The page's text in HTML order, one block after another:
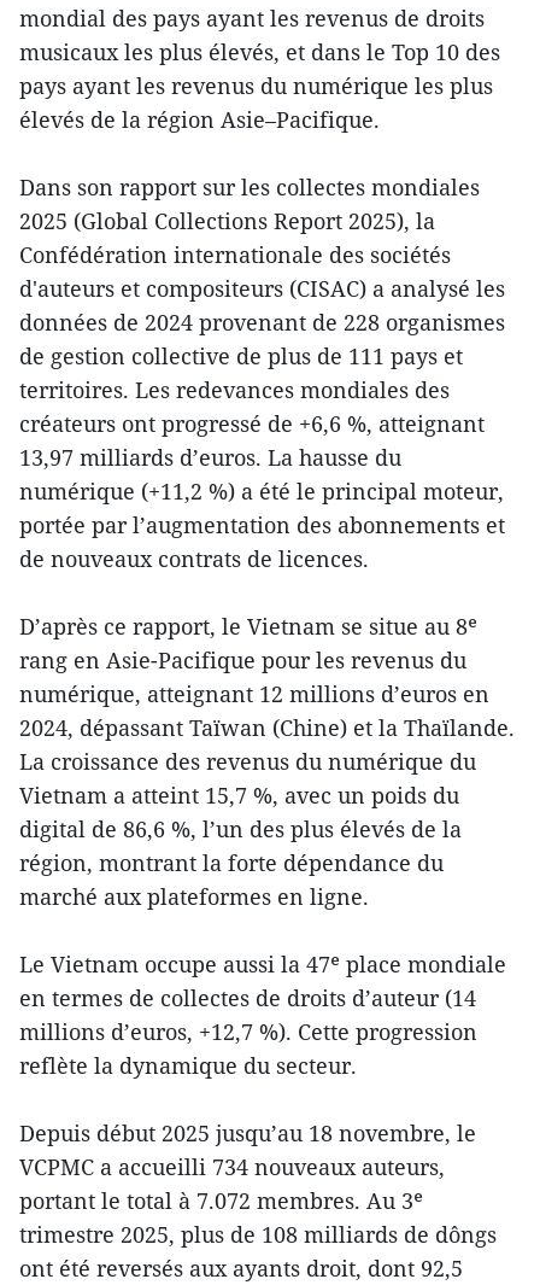
mondial des pays ayant les revenus de droits
musicaux les plus élevés, et dans le Top 10 des
pays ayant les revenus du numérique les plus
élevés de la région Asie–Pacifique.
Dans son rapport sur les collectes mondiales
2025 (Global Collections Report 2025), la
Confédération internationale des sociétés
d'auteurs et compositeurs (CISAC) a analysé les
données de 2024 provenant de 228 organismes
de gestion collective de plus de 111 pays et
territoires. Les redevances mondiales des
créateurs ont progressé de +6,6 %, atteignant
13,97 milliards d’euros. La hausse du
numérique (+11,2 %) a été le principal moteur,
portée par l’augmentation des abonnements et
de nouveaux contrats de licences.
D’après ce rapport, le Vietnam se situe au 8ᵉ
rang en Asie-Pacifique pour les revenus du
numérique, atteignant 12 millions d’euros en
2024, dépassant Taïwan (Chine) et la Thaïlande.
La croissance des revenus du numérique du
Vietnam a atteint 15,7 %, avec un poids du
digital de 86,6 %, l’un des plus élevés de la
région, montrant la forte dépendance du
marché aux plateformes en ligne.
Le Vietnam occupe aussi la 47ᵉ place mondiale
en termes de collectes de droits d’auteur (14
millions d’euros, +12,7 %). Cette progression
reflète la dynamique du secteur.
Depuis début 2025 jusqu’au 18 novembre, le
VCPMC a accueilli 734 nouveaux auteurs,
portant le total à 7.072 membres. Au 3ᵉ
trimestre 2025, plus de 108 milliards de dôngs
ont été reversés aux ayants droit, dont 92,5